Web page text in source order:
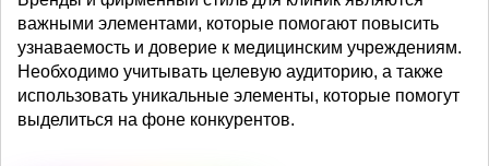
важными элементами, которые помогают повысить
узнаваемость и доверие к медицинским учреждениям.
Необходимо учитывать целевую аудиторию, а также
использовать уникальные элементы, которые помогут
выделиться на фоне конкурентов.